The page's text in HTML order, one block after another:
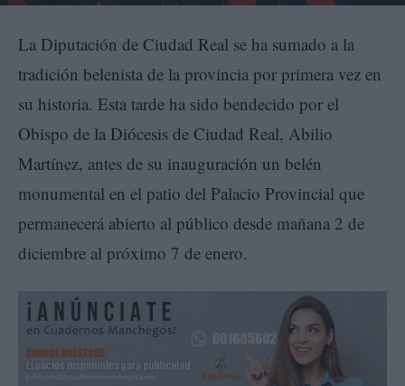
La Diputación de Ciudad Real se ha sumado a la
tradición belenista de la provincia por primera vez en
su historia. Esta tarde ha sido bendecido por el
Obispo de la Diócesis de Ciudad Real, Abilio
Martínez, antes de su inauguración un belén
monumental en el patio del Palacio Provincial que
permanecerá abierto al público desde mañana 2 de
diciembre al próximo 7 de enero.